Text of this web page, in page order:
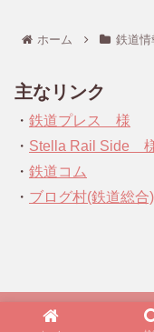
ホーム 鉄道情
主なリンク
・ 鉄道プレス 様
・ Stella Rail Side
・ 鉄道コム
・ ブログ村(鉄道総合)
Copyright © 2019